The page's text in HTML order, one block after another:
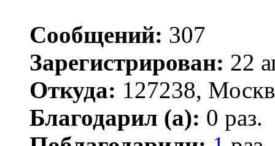
Сообщений: 307
Зарегистрирован: 22
Откуда: 127238,
Благодарил (а): 0 раз.